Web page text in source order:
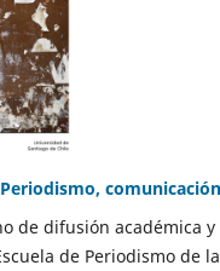
de difusión académica y
de Periodismo de